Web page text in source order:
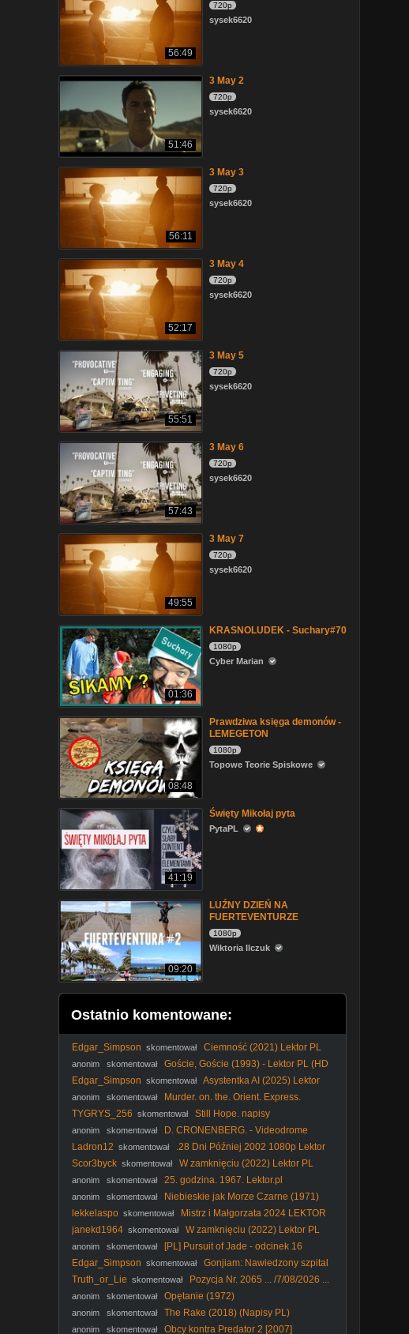
56:49
720p
sysek6620
51:46
3 May 2
720p
sysek6620
56:11
3 May 3
720p
sysek6620
52:17
3 May 4
720p
sysek6620
55:51
3 May 5
720p
sysek6620
57:43
3 May 6
720p
sysek6620
49:55
3 May 7
720p
sysek6620
01:36
KRASNOLUDEK - Suchary#70
1080p
Cyber Marian
08:48
Prawdziwa księga demonów -
LEMEGETON
1080p
Topowe Teorie Spiskowe
41:19
Święty Mikołaj pyta
PytaPL
09:20
LUŹNY DZIEŃ NA
FUERTEVENTURZE
1080p
Wiktoria Ilczuk
Ostatnio komentowane:
Edgar_Simpson skomentował Ciemność (2021) Lektor PL
anonim skomentował
Goście, Goście (1993) - Lektor PL (HD
1080p + Poprawiony dźwięk)
Edgar_Simpson skomentował Asystentka AI (2025) Lektor
anonim skomentował
Murder. on. the. Orient. Express.
Morderstwo. w. Orient. Expressie. 2017. Lektor.pl
TYGRYS_256 skomentował Still Hope. napisy
anonim skomentował
D. CRONENBERG. - Videodrome
(1983)
Ladron12 skomentował
.28 Dni Później 2002 1080p Lektor
PL
Scor3byck skomentował W zamknięciu (2022) Lektor PL
anonim skomentował 25. godzina. 1967. Lektor.pl
anonim skomentował
Niebieskie jak Morze Czarne (1971)
lekkelaspo skomentował
Mistrz i Małgorzata 2024 LEKTOR
PL The Master and Margarita 2024 LEKTOR PL
janekd1964 skomentował W zamknięciu (2022) Lektor PL
anonim skomentował
[PL] Pursuit of Jade - odcinek 16
Edgar_Simpson skomentował
Gonjiam: Nawiedzony szpital
(2018) Lektor PL
Truth_or_Lie skomentował Pozycja Nr. 2065 ... /7/08/2026 ...
anonim skomentował Opętanie (1972)
anonim skomentował The Rake (2018) (Napisy PL)
anonim skomentował Obcy kontra Predator 2 [2007]